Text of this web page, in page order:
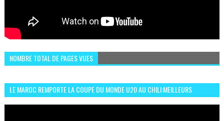
NOMBRE TOTAL DE PAGES VUES
LE MAROC REMPORTE LA COUPE DU MONDE U20 AU CHILI:MEILLEURS